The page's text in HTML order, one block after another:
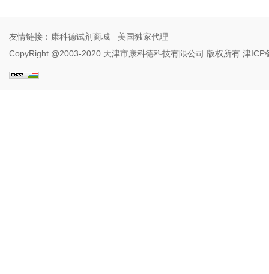
友情链接： 康科德试剂商城
美国独家代理
CopyRight @2003-2020 天津市康科德科技有限公司 版权所有 津ICP